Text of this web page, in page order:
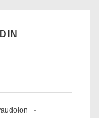
·